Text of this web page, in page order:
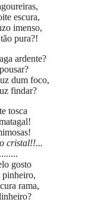
escura,
imenso,
pura?!
ardente?
dum foco,
findar?
tosca
cristal!!...
gosto
pinheiro,
rama,